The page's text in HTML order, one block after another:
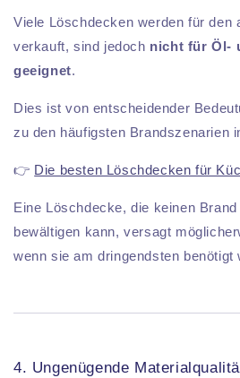
Viele Löschdecken werden für den
verkauft, sind jedoch nicht für Öl-
geeignet.
Dies ist von entscheidender
zu den häufigsten Brandszenarien
👉 Die besten Löschdecken für
Eine Löschdecke, die keinen
bewältigen kann, versagt
wenn sie am dringendsten benötigt
4. Ungenügende